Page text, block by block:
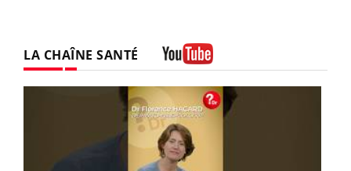
LA CHAÎNE SANTÉ